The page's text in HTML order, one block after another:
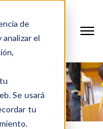
de
el
Se usará
tu